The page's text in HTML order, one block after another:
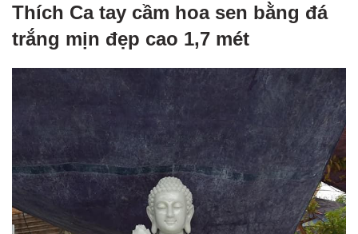
Thích Ca tay cầm hoa sen bằng đá
trắng mịn đẹp cao 1,7 mét